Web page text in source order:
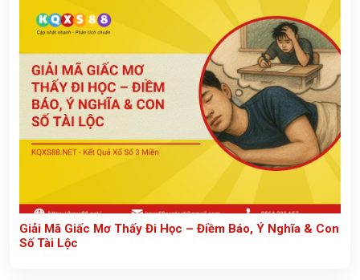
Giải Mã Giấc Mơ Thấy Đi Học – Điềm Báo, Ý Nghĩa & Con
Số Tài Lộc